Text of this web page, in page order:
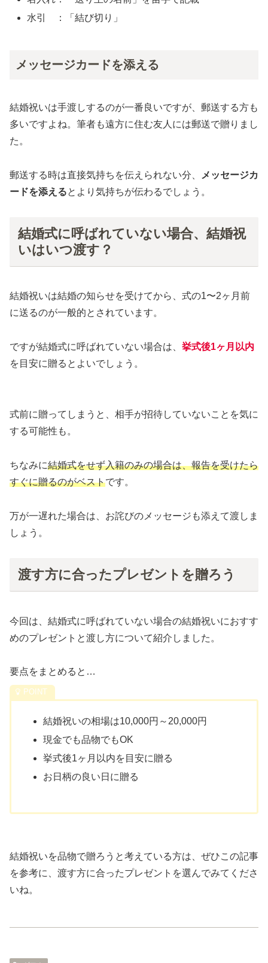
水引 ：「結び切り」
メッセージカードを添える
結婚祝いは手渡しするのが一番良いですが、郵送する方も
多いですよね。筆者も遠方に住む友人には郵送で贈りまし
た。
郵送する時は直接気持ちを伝えられない分、
メッセージカ
ードを添えるとより気持ちが伝わるでしょう。
結婚式に呼ばれていない場合、結婚祝
いはいつ渡す？
結婚祝いは結婚の知らせを受けてから、式の1〜2ヶ月前
に送るのが一般的とされています。
ですが結婚式に呼ばれていない場合は、 挙式後1ヶ月以内
を目安に贈るとよいでしょう。
式前に贈ってしまうと、相手が招待していないことを気に
する可能性も。
ちなみに結婚式をせず入籍のみの場合は、報告を受けたら
すぐに贈るのがベストです。
万が一遅れた場合は、お詫びのメッセージも添えて渡しま
しょう。
渡す方に合ったプレゼントを贈ろう
今回は、結婚式に呼ばれていない場合の結婚祝いにおすす
めのプレゼントと渡し方について紹介しました。
要点をまとめると…
結婚祝いの相場は10,000円～20,000円
現金でも品物でもOK
挙式後1ヶ月以内を目安に贈る
お日柄の良い日に贈る
結婚祝いを品物で贈ろうと考えている方は、ぜひこの記事
を参考に、渡す方に合ったプレゼントを選んでみてくださ
いね。